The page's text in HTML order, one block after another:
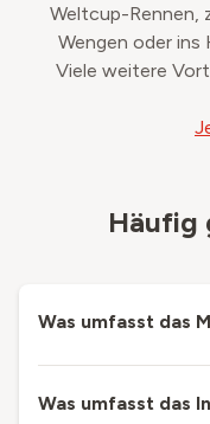
Weltcup-Rennen,
Wengen oder ins
Viele weitere
Häufig
Was umfasst das
Was umfasst das